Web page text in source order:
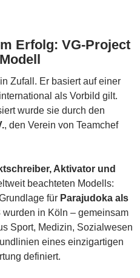
Erfolg: VG-Project
Zufall. Er basiert auf einer
als Vorbild gilt.
wurde sie durch den
, den Verein von Teamchef
Aktivator und
beachteten Modells:
für Parajudoka als
wurden in Köln – gemeinsam
Sport, Medizin, Sozialwesen
eines einzigartigen
definiert.